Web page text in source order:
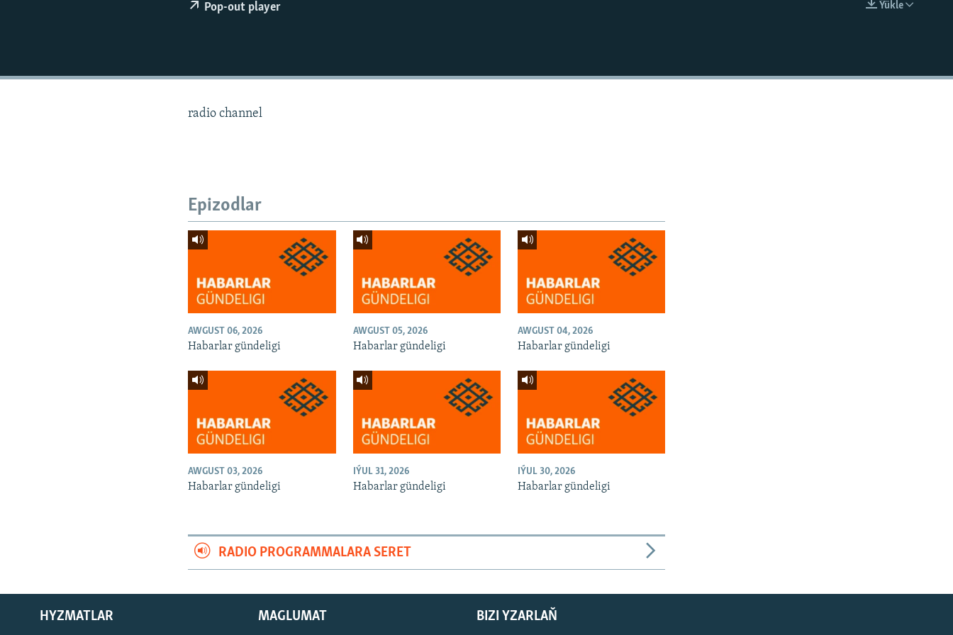
Ýükle
Pop-out player
radio channel
Epizodlar
AWGUST 06, 2026
Habarlar gündeligi
AWGUST 05, 2026
Habarlar gündeligi
AWGUST 04, 2026
Habarlar gündeligi
AWGUST 03, 2026
Habarlar gündeligi
IÝUL 31, 2026
Habarlar gündeligi
IÝUL 30, 2026
Habarlar gündeligi
RADIO PROGRAMMALARA SERET
BIZI YZARLAŇ
HYZMATLAR MAGLUMAT